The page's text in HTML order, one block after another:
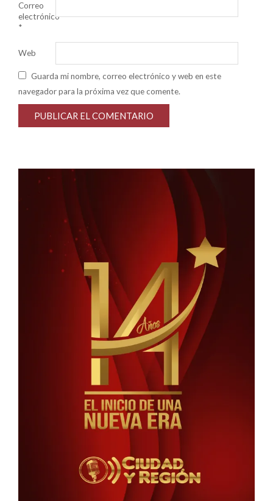
Correo
electrónico
*
Web
Guarda mi nombre, correo electrónico y web en este
navegador para la próxima vez que comente.